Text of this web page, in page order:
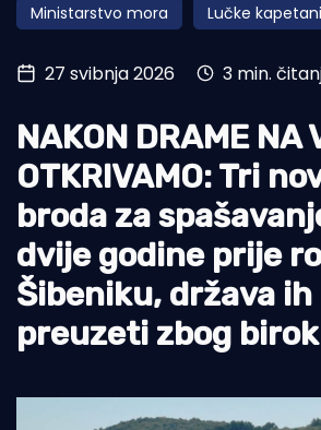
Turizam i nautika
Pomorstvo
Ekologija
Tradicija i kultura
Ministarstvo mora Lučke
27 svibnja 2026 3 min.
NAKON DRAME NA
OTKRIVAMO: Tri
broda za
dvije godine prije
Šibeniku, država ih
preuzeti zbog